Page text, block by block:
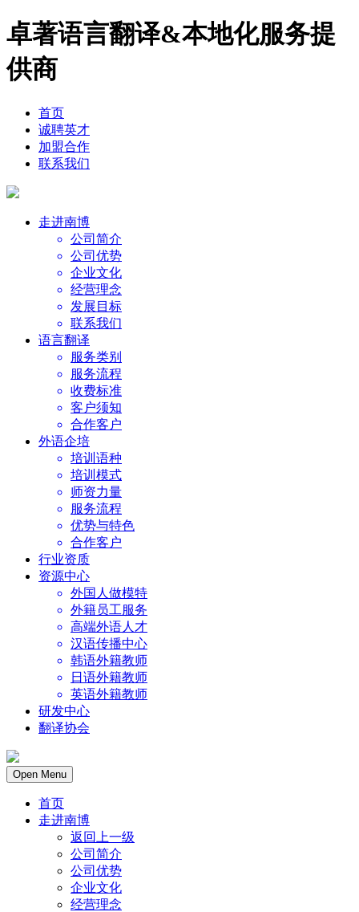
卓著语言翻译&本地化服务提
供商
首页
诚聘英才
加盟合作
联系我们
走进南博
公司简介
公司优势
企业文化
经营理念
发展目标
联系我们
语言翻译
服务类别
服务流程
收费标准
客户须知
合作客户
外语企培
培训语种
培训模式
师资力量
服务流程
优势与特色
合作客户
行业资质
资源中心
外国人做模特
外籍员工服务
高端外语人才
汉语传播中心
韩语外籍教师
日语外籍教师
英语外籍教师
研发中心
翻译协会
Open Menu
首页
走进南博
返回上一级
公司简介
公司优势
企业文化
经营理念